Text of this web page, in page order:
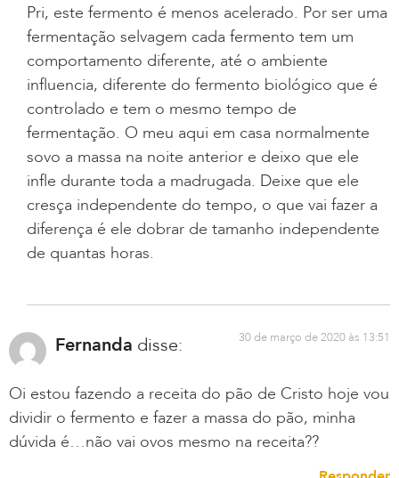
Pri, este fermento é menos acelerado. Por ser uma
fermentação selvagem cada fermento tem um
comportamento diferente, até o ambiente
influencia, diferente do fermento biológico que é
controlado e tem o mesmo tempo de
fermentação. O meu aqui em casa normalmente
sovo a massa na noite anterior e deixo que ele
infle durante toda a madrugada. Deixe que ele
cresça independente do tempo, o que vai fazer a
diferença é ele dobrar de tamanho independente
de quantas horas.
Fernanda disse: 30 de março de 2020 às 13:51
Oi estou fazendo a receita do pão de Cristo hoje vou
dividir o fermento e fazer a massa do pão, minha
dúvida é…não vai ovos mesmo na receita??